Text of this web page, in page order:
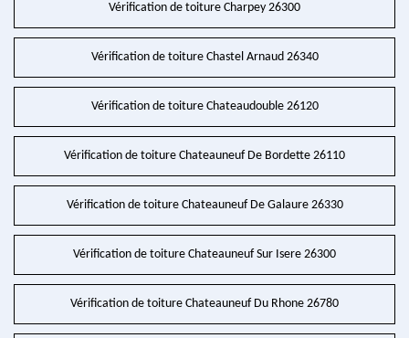
Vérification de toiture Charpey 26300
Vérification de toiture Chastel Arnaud 26340
Vérification de toiture Chateaudouble 26120
Vérification de toiture Chateauneuf De Bordette 26110
Vérification de toiture Chateauneuf De Galaure 26330
Vérification de toiture Chateauneuf Sur Isere 26300
Vérification de toiture Chateauneuf Du Rhone 26780